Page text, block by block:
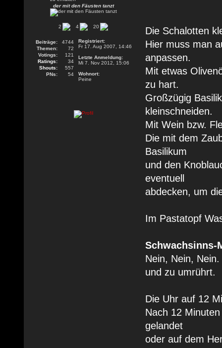
der mit den Fäusten tanzt
2 4 20
Beiträge:
4744
Themen:
72
Votings:
121
Ratings:
34
Shouts:
557
PNs:
54
Registriert:
Fr 17. Aug 2007, 14:46
Letzte Anmeldung:
Mi 7. Nov 2012, 15:06
Wohnort:
Peine
Die Schalotten
Hier muss man
anpassen.
Mit etwas
zu hart.
Großzügig
kleinschneiden.
Mit Wein bzw.
Die mit dem
Basilikum
und den
eventuell
abdecken, um
Im Pastatopf
Schwachsinns-
Nein, Nein,
und zu umrührt.
Die Uhr auf 12
Nach 12
gelandet
oder auf dem